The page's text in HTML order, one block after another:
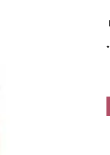
מחיר
*